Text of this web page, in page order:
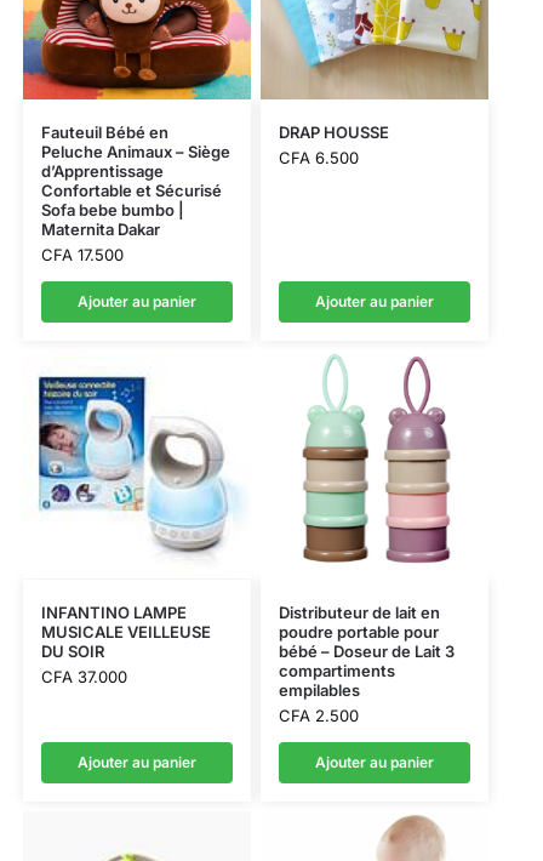
Fauteuil Bébé en
Peluche Animaux – Siège
d’Apprentissage
Confortable et Sécurisé
Sofa bebe bumbo |
Maternita Dakar
CFA17.500
Ajouter au panier
DRAP HOUSSE
CFA6.500
Ajouter au panier
INFANTINO LAMPE
MUSICALE VEILLEUSE
DU SOIR
CFA37.000
Ajouter au panier
Distributeur de lait en
poudre portable pour
bébé – Doseur de Lait 3
compartiments
empilables
CFA2.500
Ajouter au panier